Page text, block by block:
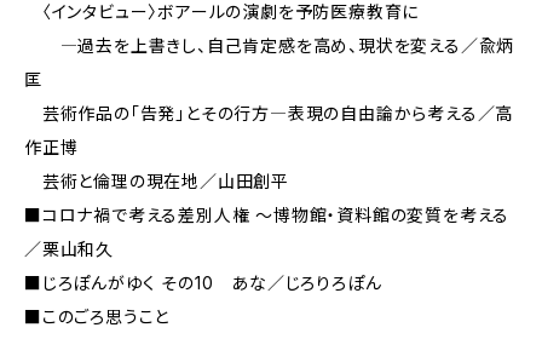
〈インタビュー〉ボアールの演劇を予防医療教育に
―過去を上書きし、自己肯定感を高め、現状を変える／兪炳
匡
芸術作品の「告発」とその行方―表現の自由論から考える／高
作正博
芸術と倫理の現在地／山田創平
■コロナ禍で考える差別人権 ～博物館・資料館の変質を考える
／栗山和久
■じろぽんがゆく その10 あな／じろりろぽん
■このごろ思うこと